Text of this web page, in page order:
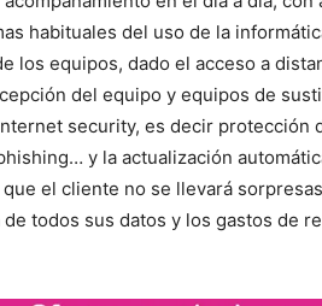
habituales del uso de la
los equipos, dado el acceso a
del equipo y equipos de
security, es decir protección
y la actualización
el cliente no se llevará
todos sus datos y los gastos de